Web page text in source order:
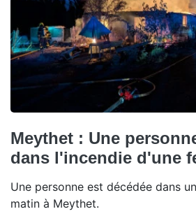
Meythet : Une
dans l'incendie d'une
Une personne est décédée dans
matin à Meythet.